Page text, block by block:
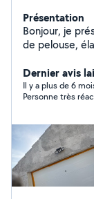
Présentation
Bonjour, je
de pelouse,
Dernier avis
Il y a plus de 6
Personne très